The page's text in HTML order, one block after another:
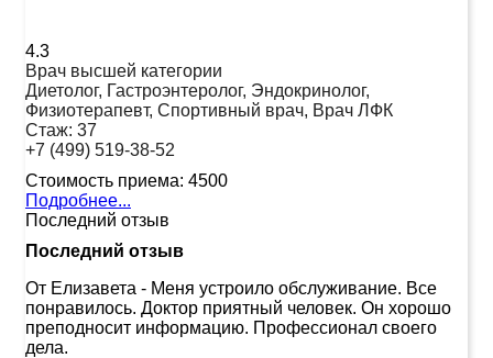
4.3
Врач высшей категории
Диетолог, Гастроэнтеролог, Эндокринолог,
Физиотерапевт, Спортивный врач, Врач ЛФК
Стаж: 37
+7 (499) 519-38-52
Стоимость приема: 4500
Подробнее...
Последний отзыв
Последний отзыв
От Елизавета - Меня устроило обслуживание. Все
понравилось. Доктор приятный человек. Он хорошо
преподносит информацию. Профессионал своего
дела.